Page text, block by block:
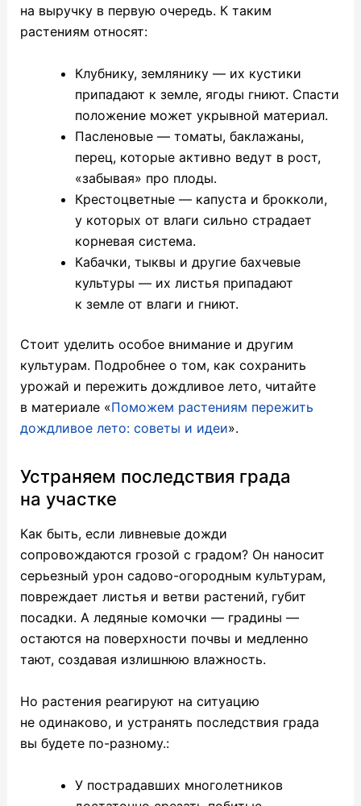
на выручку в первую очередь. К таким
растениям относят:
Клубнику, землянику — их кустики
припадают к земле, ягоды гниют. Спасти
положение может укрывной материал.
Пасленовые — томаты, баклажаны,
перец, которые активно ведут в рост,
«забывая» про плоды.
Крестоцветные — капуста и брокколи,
у которых от влаги сильно страдает
корневая система.
Кабачки, тыквы и другие бахчевые
культуры — их листья припадают
к земле от влаги и гниют.
Стоит уделить особое внимание и другим
культурам. Подробнее о том, как сохранить
урожай и пережить дождливое лето, читайте
в материале «Поможем растениям пережить
дождливое лето: советы и идеи».
Устраняем последствия града
на участке
Как быть, если ливневые дожди
сопровождаются грозой с градом? Он наносит
серьезный урон садово-огородным культурам,
повреждает листья и ветви растений, губит
посадки. А ледяные комочки — градины —
остаются на поверхности почвы и медленно
тают, создавая излишнюю влажность.
Но растения реагируют на ситуацию
не одинаково, и устранять последствия града
вы будете по-разному.:
У пострадавших многолетников